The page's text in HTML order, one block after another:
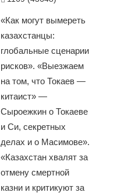
«Как могут вымереть
казахстанцы:
глобальные сценарии
рисков». «Выезжаем
на том, что Токаев —
китаист» —
Сыроежкин о Токаеве
и Си, секретных
делах и о Масимове».
«Казахстан хвалят за
отмену смертной
казни и критикуют за